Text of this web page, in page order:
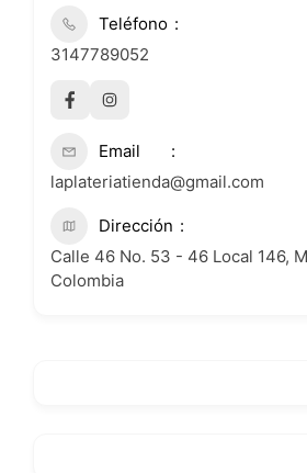
Teléfono
3147789052
Email
laplateriatienda@gmail.com
Dirección
Calle 46 No. 53 - 46 Local 146,
Colombia